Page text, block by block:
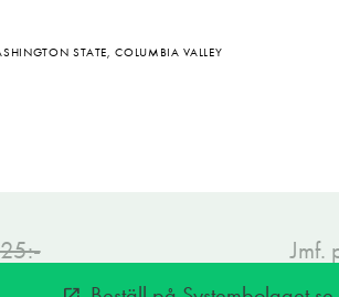
STATE, COLUMBIA VALLEY
Jmf.